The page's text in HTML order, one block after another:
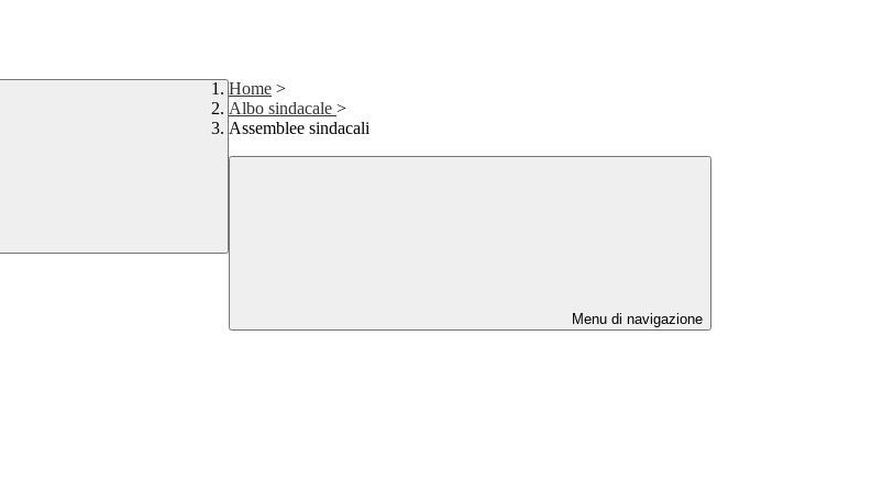
Home >
Albo sindacale >
Assemblee sindacali
Menu di navigazione